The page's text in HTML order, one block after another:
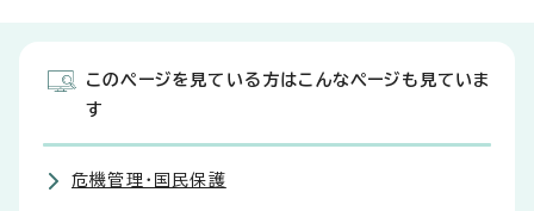
このページを見ている方はこんなページも見ていま
す
危機管理・国民保護